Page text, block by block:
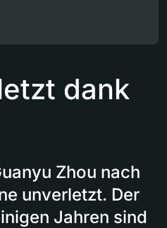
dank
Zhou nach
unverletzt. Der
Jahren sind